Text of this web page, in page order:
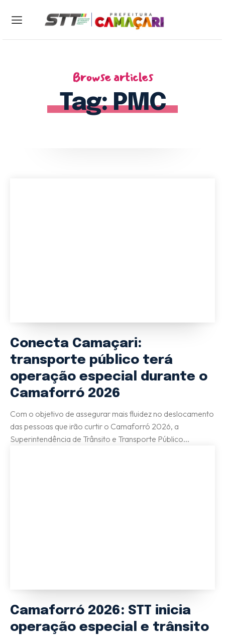
ENTRAR
Serviços
Browse articles
Tag:PMC
Conecta Camaçari:
transporte público terá
operação especial durante o
Camaforró 2026
Com o objetivo de assegurar mais fluidez no deslocamento
das pessoas que irão curtir o Camaforró 2026, a
Superintendência de Trânsito e Transporte Público...
Camaforró 2026: STT inicia
operação especial e trânsito